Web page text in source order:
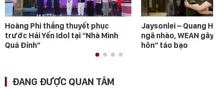
Hoàng Phi thắng thuyết phục
trước Hải Yến Idol tại “Nhà Mình
Quá Đỉnh”
Jaysonlei – Quang
ngã nhào, WEAN gây
hôn” táo bạo
ĐANG ĐƯỢC QUAN TÂM